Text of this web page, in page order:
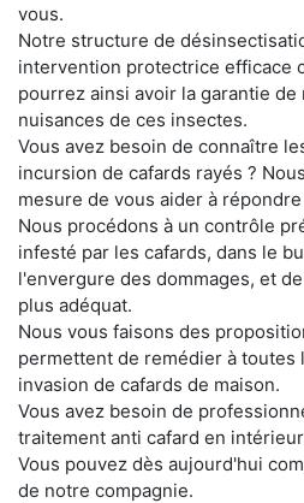
vous.
Notre structure de
intervention protectrice efficace
pourrez ainsi avoir la garantie de
nuisances de ces insectes.
Vous avez besoin de connaître
incursion de cafards rayés ?
mesure de vous aider à
Nous procédons à un contrôle
infesté par les cafards, dans le
l'envergure des dommages, et
plus adéquat.
Nous vous faisons des
permettent de remédier à toutes
invasion de cafards de maison.
Vous avez besoin de
traitement anti cafard en
Vous pouvez dès aujourd'hui
de notre compagnie.